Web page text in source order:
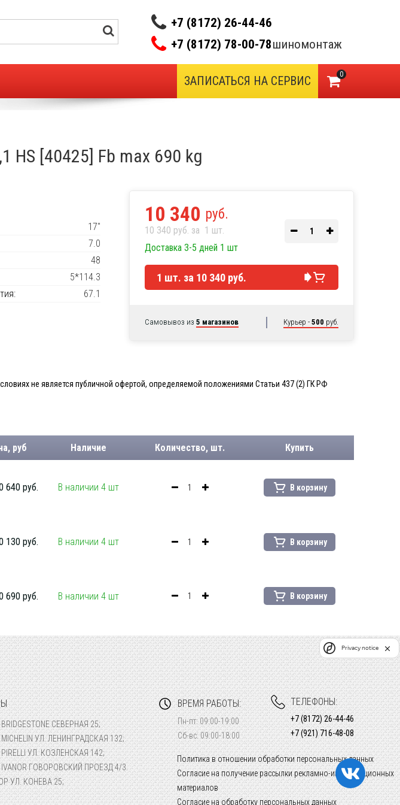
+7 (8172) 26-44-46
+7 (8172) 78-00-78шиномонтаж
0
ЗАПИСАТЬСЯ НА СЕРВИС
HS [40425] Fb max 690 kg
17"
7.0
48
5*114.3
67.1
10 340 руб.
10 340 руб. за 1 шт.
Доставка 3-5 дней 1 шт
1 шт. за 10 340 руб.
Самовывоз из 5 магазинов Курьер - 500 руб.
не является публичной офертой, определяемой положениями Статьи 437 (2) ГК РФ
руб Наличие Количество, шт. Купить
640 руб. В наличии 4 шт В корзину
130 руб. В наличии 4 шт В корзину
690 руб. В наличии 4 шт В корзину
СЕВЕРНАЯ 25;
УЛ. ЛЕНИНГРАДСКАЯ 132;
УЛ. КОЗЛЕНСКАЯ 142;
ГОВОРОВСКИЙ ПРОЕЗД 4/3.
УЛ. КОНЕВА 25;
ВРЕМЯ РАБОТЫ:
Пн-пт: 09:00-19:00
Сб-вс: 09:00-18:00
Политика в отношении обработки персональных данных
Согласие на получение рассылки рекламно-информационных
материалов
Согласие на обработку персональных данных
ТЕЛЕФОНЫ:
+7 (8172) 26-44-46
+7 (921) 716-48-08
Privacy notice